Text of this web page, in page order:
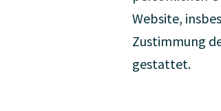
Website,
Zustimmung
gestattet.